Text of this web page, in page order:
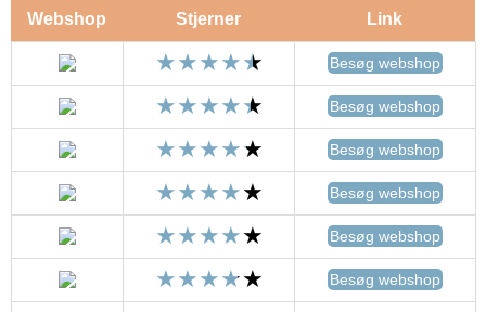
Webshop Stjerner Link
Besøg webshop
Besøg webshop
Besøg webshop
Besøg webshop
Besøg webshop
Besøg webshop